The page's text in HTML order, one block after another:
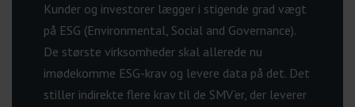
Kunder og investorer lægger i stigende grad vægt
på ESG (Environmental, Social and Governance).
De største virksomheder skal allerede nu
imødekomme ESG-krav og levere data på det. Det
stiller indirekte flere krav til de SMV’er, der leverer